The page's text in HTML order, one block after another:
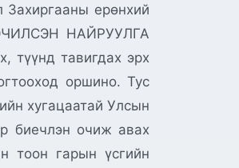
Захиргааны ерөнхий
НАЙРУУЛГА
түүнд тавигдах эрх
оршино. Тус
хугацаатай Улсын
биечлэн очиж авах
тоон гарын үсгийн